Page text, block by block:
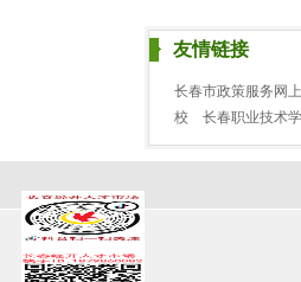
友情链接
长春市政策服务网
校
长春职业技术